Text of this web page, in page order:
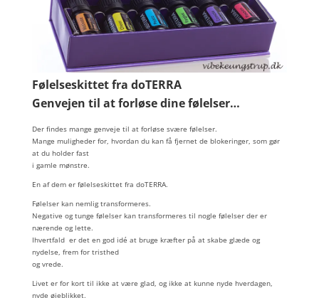
Følelseskittet fra doTERRA
Genvejen til at forløse dine følelser…
Der findes mange genveje til at forløse svære følelser.
Mange muligheder for, hvordan du kan få fjernet de blokeringer, som gør
at du holder fast
i gamle mønstre.
En af dem er følelseskittet fra doTERRA.
Følelser kan nemlig transformeres.
Negative og tunge følelser kan transformeres til nogle følelser der er
nærende og lette.
Ihvertfald er det en god idé at bruge kræfter på at skabe glæde og
nydelse, frem for tristhed
og vrede.
Livet er for kort til ikke at være glad, og ikke at kunne nyde hverdagen,
nyde øjeblikket.